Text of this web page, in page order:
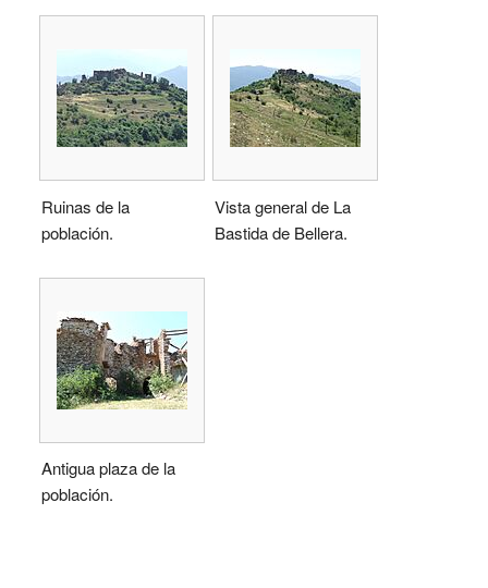
Ruinas de la
población.
Vista general de La
Bastida de Bellera.
Antigua plaza de la
población.